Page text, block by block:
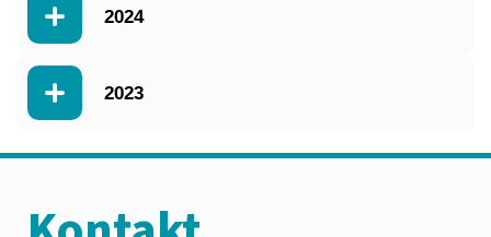
2024
2023